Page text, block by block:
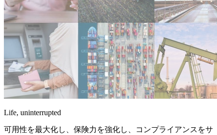
Life, uninterrupted
可用性を最大化し、保険力を強化し、コンプライアンスをサ